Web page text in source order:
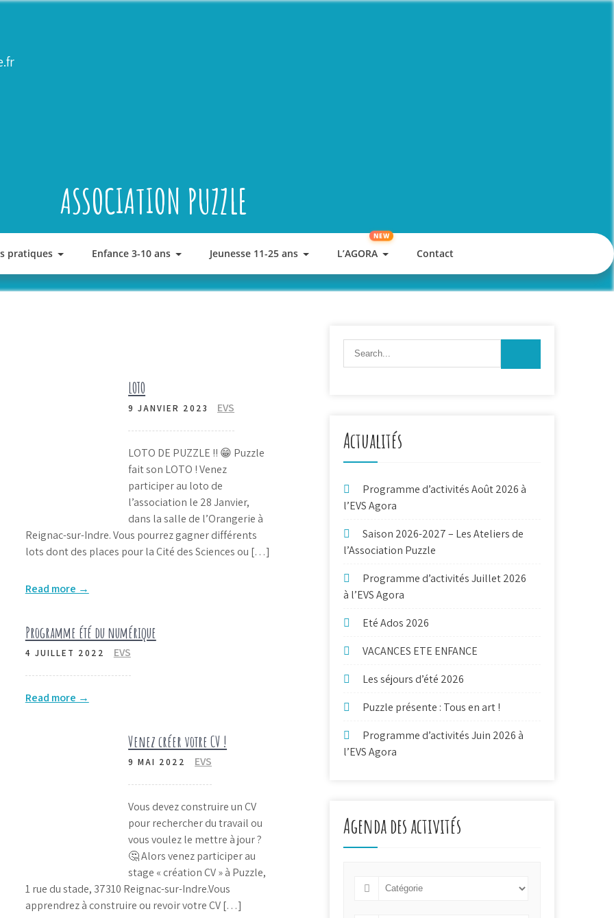
ASSOCIATION PUZZLE
pratiques Enfance 3-10 ans Jeunesse 11-25 ans L’AGORA Contact
LOTO
9 JANVIER 2023 EVS
LOTO DE PUZZLE !! 😁 Puzzle
fait son LOTO ! Venez
participer au loto de
l’association le 28 Janvier,
dans la salle de l’Orangerie à
Reignac-sur-Indre. Vous pourrez gagner différents
lots dont des places pour la Cité des Sciences ou […]
Read more →
Programme été du numérique
4 JUILLET 2022 EVS
Read more →
Venez créer votre CV !
9 MAI 2022 EVS
Vous devez construire un CV
pour rechercher du travail ou
vous voulez le mettre à jour ?
🤔 Alors venez participer au
stage « création CV » à Puzzle,
1 rue du stade, 37310 Reignac-sur-Indre.Vous
apprendrez à construire ou revoir votre CV […]
Actualités
Programme d’activités Août 2026 à
l’EVS Agora
Saison 2026-2027 – Les Ateliers de
l’Association Puzzle
Programme d’activités Juillet 2026
à l’EVS Agora
Eté Ados 2026
VACANCES ETE ENFANCE
Les séjours d’été 2026
Puzzle présente : Tous en art !
Programme d’activités Juin 2026 à
l’EVS Agora
Agenda des activités